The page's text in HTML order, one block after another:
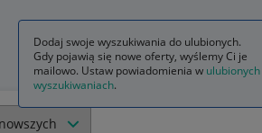
Dodaj swoje wyszukiwania do ulubionych.
Gdy pojawią się nowe oferty, wyślemy Ci je
mailowo. Ustaw powiadomienia w ulubionych
wyszukiwaniach.